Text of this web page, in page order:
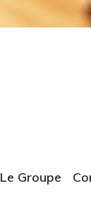
Le Groupe